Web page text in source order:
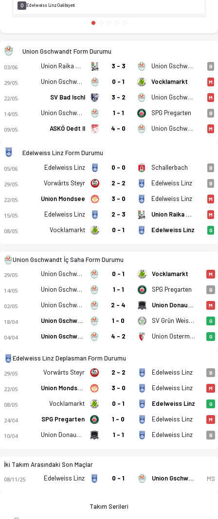
Union Gschwandt - Edelweiss Linz 2-2 bitti. Gol anları,
0 Edelweiss Linz Galibiyeti
Union Gschwandt Form Durumu
03/06 Union Raika Weisskirchen 3 - 3 Union Gschwandt B
29/05 Union Gschwandt 0 - 1 Vocklamarkt M
22/05 SV Bad Ischl 3 - 2 Union Gschwandt M
14/05 Union Gschwandt 1 - 1 SPG Pregarten B
09/05 ASKÖ Oedt II 4 - 0 Union Gschwandt M
Edelweiss Linz Form Durumu
05/06 Edelweiss Linz 0 - 0 Schallerbach B
29/05 Vorwärts Steyr 2 - 2 Edelweiss Linz B
22/05 Union Mondsee 3 - 0 Edelweiss Linz M
15/05 Edelweiss Linz 2 - 3 Union Raika Weisskirchen M
08/05 Vocklamarkt 0 - 1 Edelweiss Linz G
Union Gschwandt İç Saha Form Durumu
29/05 Union Gschwandt 0 - 1 Vocklamarkt M
14/05 Union Gschwandt 1 - 1 SPG Pregarten B
02/05 Union Gschwandt 2 - 4 Union Donauwell Perg M
18/04 Union Gschwandt 1 - 0 SV Grün Weiss Micheldorf G
04/04 Union Gschwandt 4 - 2 Union Ostermiething G
Edelweiss Linz Deplasman Form Durumu
29/05 Vorwärts Steyr 2 - 2 Edelweiss Linz B
22/05 Union Mondsee 3 - 0 Edelweiss Linz M
08/05 Vocklamarkt 0 - 1 Edelweiss Linz G
24/04 SPG Pregarten 1 - 0 Edelweiss Linz M
10/04 Union Donauwell Perg 1 - 1 Edelweiss Linz B
İki Takım Arasındaki Son Maçlar
08/11/25 Edelweiss Linz 0 - 1 Union Gschwandt MS
Takım Serileri